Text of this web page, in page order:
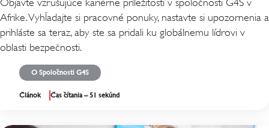
Objavte vzrušujúce kariérne príležitosti v spoločnosti G4S v
Afrike. Vyhľadajte si pracovné ponuky, nastavte si upozornenia a
prihláste sa teraz, aby ste sa pridali ku globálnemu lídrovi v
oblasti bezpečnosti.
O Spoločnosti G4S
Článok Čas čítania – 51 sekúnd